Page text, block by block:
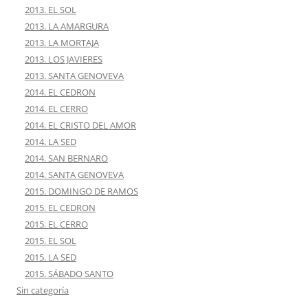
2013. EL SOL
2013. LA AMARGURA
2013. LA MORTAJA
2013. LOS JAVIERES
2013. SANTA GENOVEVA
2014. EL CEDRON
2014. EL CERRO
2014. EL CRISTO DEL AMOR
2014. LA SED
2014. SAN BERNARO
2014. SANTA GENOVEVA
2015. DOMINGO DE RAMOS
2015. EL CEDRON
2015. EL CERRO
2015. EL SOL
2015. LA SED
2015. SÁBADO SANTO
Sin categoría